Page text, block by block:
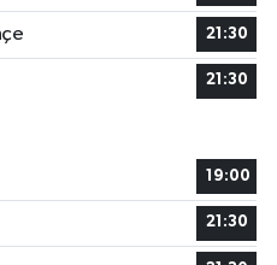
21:30
21:30
19:00
21:30